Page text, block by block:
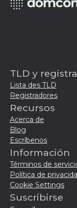
TLD y
Lista des TLD
Registradores
Recursos
Acerca de
Blog
Escríbenos
Información
Términos de
Política de
Cookie Settings
Suscribirse